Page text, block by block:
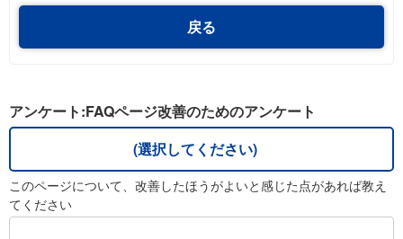
戻る
アンケート:FAQページ改善のためのアンケート
(選択してください)
このページについて、改善したほうがよいと感じた点があれば教え
てください